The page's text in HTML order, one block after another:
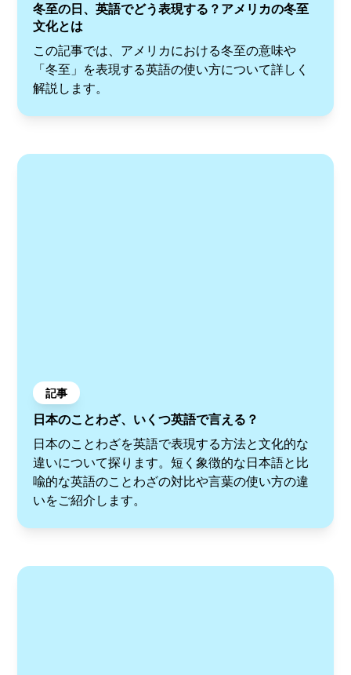
冬至の日、英語でどう表現する？アメリカの冬至
文化とは
この記事では、アメリカにおける冬至の意味や
「冬至」を表現する英語の使い方について詳しく
解説します。
記事
日本のことわざ、いくつ英語で言える？
日本のことわざを英語で表現する方法と文化的な
違いについて探ります。短く象徴的な日本語と比
喩的な英語のことわざの対比や言葉の使い方の違
いをご紹介します。